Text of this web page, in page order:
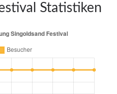
Statistiken